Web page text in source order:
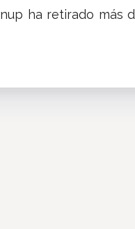
ha retirado más